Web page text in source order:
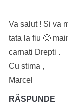
Va salut ! Si va
tata la fiu 🙂
carnati Drepti .
Cu stima ,
Marcel
RĂSPUNDE